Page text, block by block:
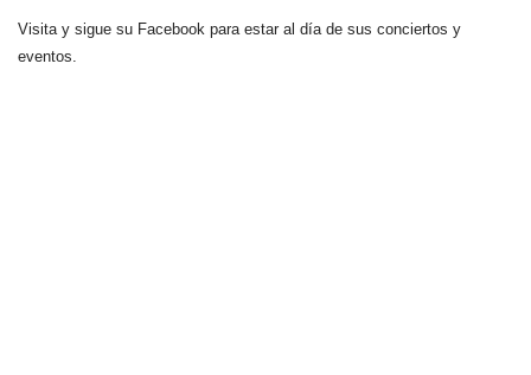
Visita y sigue su Facebook para estar al día de sus conciertos y
eventos.